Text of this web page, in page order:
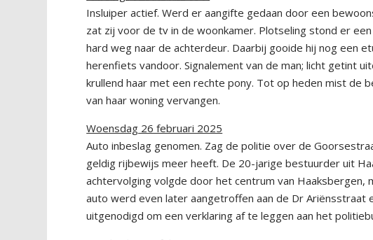
Insluiper actief. Werd er aangifte gedaan door een
zat zij voor de tv in de woonkamer. Plotseling stond er
hard weg naar de achterdeur. Daarbij gooide hij nog een
herenfiets vandoor. Signalement van de man; licht getint
krullend haar met een rechte pony. Tot op heden mist de
van haar woning vervangen.
Woensdag 26 februari 2025
Auto inbeslag genomen. Zag de politie over de
geldig rijbewijs meer heeft. De 20-jarige bestuurder uit
achtervolging volgde door het centrum van
auto werd even later aangetroffen aan de Dr
uitgenodigd om een verklaring af te leggen aan het